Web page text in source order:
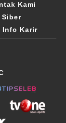
Kami
Siber
Info Karir